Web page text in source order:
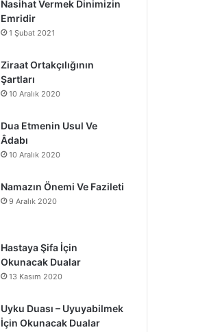
o
o
k
b
g
a
Nasihat Vermek Dinimizin
Emridir
1 Şubat 2021
Ziraat Ortakçılığının
Şartları
10 Aralık 2020
Dua Etmenin Usul Ve
Âdabı
10 Aralık 2020
Namazın Önemi Ve Fazileti
9 Aralık 2020
Hastaya Şifa İçin
Okunacak Dualar
13 Kasım 2020
Uyku Duası – Uyuyabilmek
İçin Okunacak Dualar